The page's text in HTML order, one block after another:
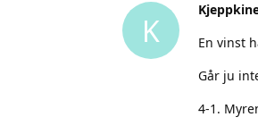
K
En vinst
Går ju
4-1.